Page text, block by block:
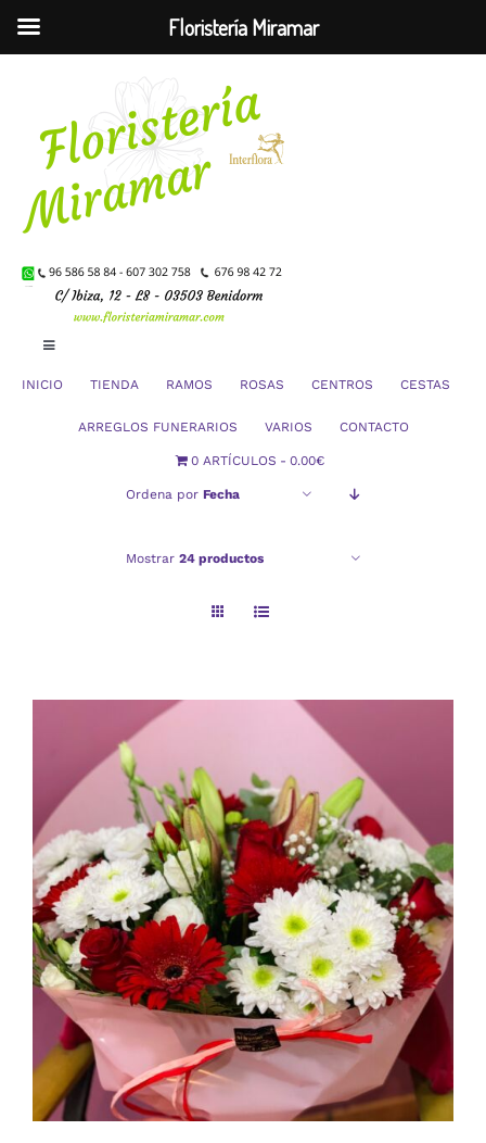
contenido
Toggle
INICIO TIENDA RAMOS ROSAS CENTROS CESTAS
ARREGLOS FUNERARIOS VARIOS CONTACTO
0 ARTÍCULOS 0.00€
Ordena por Fecha
Mostrar 24 productos
AÑADIR AL CARRITO
/
DETALLES
Floristería Miramar